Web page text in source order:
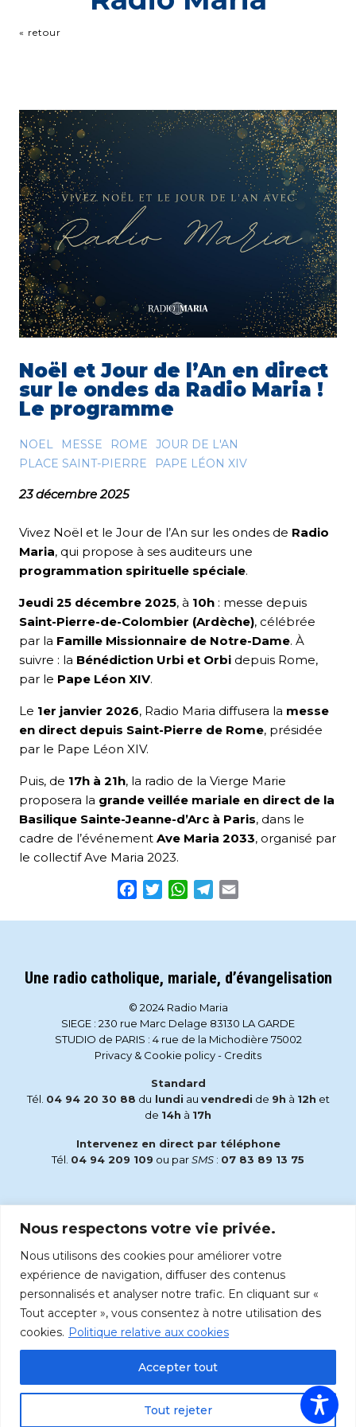
Nous respectons votre vie privée.
Nous utilisons des cookies pour améliorer votre
expérience de navigation, diffuser des contenus
personnalisés et analyser notre trafic. En cliquant sur «
Tout accepter », vous consentez à notre utilisation des
cookies. Politique relative aux cookies
Tout rejeter
Accepter tout
« retour
Noël et Jour de l’An en direct
sur le ondes da Radio Maria !
Le programme
NOEL MESSE ROME
JOUR DE L'AN
PLACE SAINT-PIERRE
PAPE LÉON XIV
23 décembre 2025
Vivez Noël et le Jour de l’An sur les ondes de Radio
Maria, qui propose à ses auditeurs une
programmation spirituelle spéciale.
Jeudi 25 décembre 2025, à 10h : messe depuis
Saint-Pierre-de-Colombier (Ardèche), célébrée
par la Famille Missionnaire de Notre-Dame. À
suivre : la Bénédiction Urbi et Orbi depuis Rome,
par le Pape Léon XIV.
Le 1er janvier 2026, Radio Maria diffusera la messe
en direct depuis Saint-Pierre de Rome, présidée
par le Pape Léon XIV.
Puis, de 17h à 21h, la radio de la Vierge Marie
proposera la grande veillée mariale en direct de la
Basilique Sainte-Jeanne-d’Arc à Paris, dans le
cadre de l’événement Ave Maria 2033, organisé par
le collectif Ave Maria 2023.
Facebook
TwitterWhatsApp
Telegram
Une radio catholique, mariale, d’évangelisation
© 2024 Radio Maria
SIEGE : 230 rue Marc Delage 83130 LA GARDE
STUDIO de PARIS : 4 rue de la Michodière 75002
Privacy & Cookie policy- Credits
Standard
Tél. 04 94 20 30 88 du lundi au vendredi de 9h à 12h et
de 14h à 17h
Intervenez en direct par téléphone
Tél. 04 94 209 109 ou parSMS : 07 83 89 13 75
accueil@radiomaria.fr
Écoutez Radio Maria sur :